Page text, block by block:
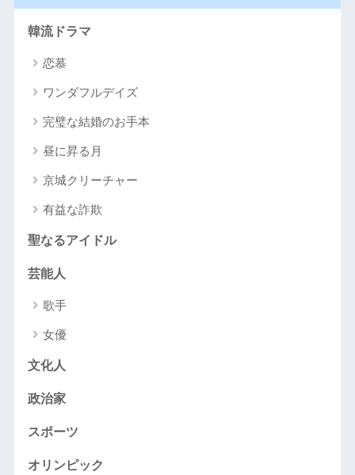
韓流ドラマ
恋慕
ワンダフルデイズ
完璧な結婚のお手本
昼に昇る月
京城クリーチャー
有益な詐欺
聖なるアイドル
芸能人
歌手
女優
文化人
政治家
スポーツ
オリンピック